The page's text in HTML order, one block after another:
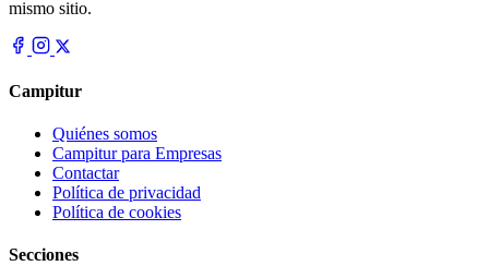
mismo sitio.
Campitur
Quiénes somos
Campitur para Empresas
Contactar
Política de privacidad
Política de cookies
Secciones